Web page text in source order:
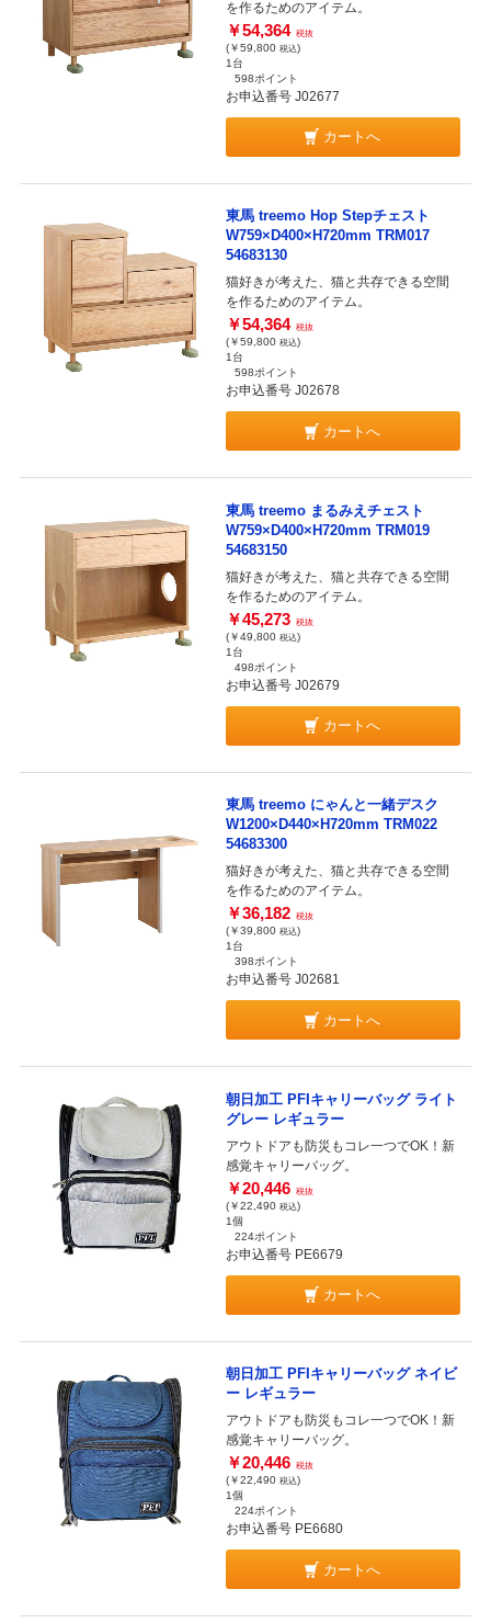
を作るためのアイテム。
￥54,364 税抜
(￥59,800 税込)
1台
598ポイント
お申込番号 J02677
カートへ
東馬 treemo Hop Stepチェスト
W759×D400×H720mm TRM017
54683130
猫好きが考えた、猫と共存できる空間
を作るためのアイテム。
￥54,364 税抜
(￥59,800 税込)
1台
598ポイント
お申込番号 J02678
カートへ
東馬 treemo まるみえチェスト
W759×D400×H720mm TRM019
54683150
猫好きが考えた、猫と共存できる空間
を作るためのアイテム。
￥45,273 税抜
(￥49,800 税込)
1台
498ポイント
お申込番号 J02679
カートへ
東馬 treemo にゃんと一緒デスク
W1200×D440×H720mm TRM022
54683300
猫好きが考えた、猫と共存できる空間
を作るためのアイテム。
￥36,182 税抜
(￥39,800 税込)
1台
398ポイント
お申込番号 J02681
カートへ
朝日加工 PFIキャリーバッグ ライト
グレー レギュラー
アウトドアも防災もコレ一つでOK！新
感覚キャリーバッグ。
￥20,446 税抜
(￥22,490 税込)
1個
224ポイント
お申込番号 PE6679
カートへ
朝日加工 PFIキャリーバッグ ネイビ
ー レギュラー
アウトドアも防災もコレ一つでOK！新
感覚キャリーバッグ。
￥20,446 税抜
(￥22,490 税込)
1個
224ポイント
お申込番号 PE6680
カートへ